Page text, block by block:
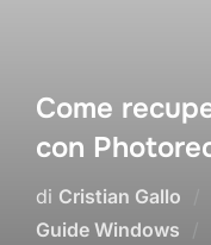
Come
con
di Cristian Gallo
Guide Windows